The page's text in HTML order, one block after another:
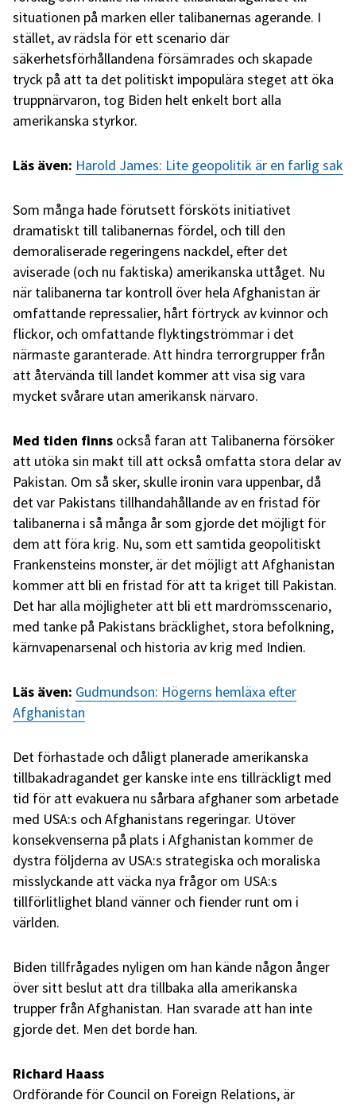
situationen på marken eller talibanernas agerande. I
stället, av rädsla för ett scenario där
säkerhetsförhållandena försämrades och skapade
tryck på att ta det politiskt impopulära steget att öka
truppnärvaron, tog Biden helt enkelt bort alla
amerikanska styrkor.
Läs även: Harold James: Lite geopolitik är en farlig sak
Som många hade förutsett försköts initiativet
dramatiskt till talibanernas fördel, och till den
demoraliserade regeringens nackdel, efter det
aviserade (och nu faktiska) amerikanska uttåget. Nu
när talibanerna tar kontroll över hela Afghanistan är
omfattande repressalier, hårt förtryck av kvinnor och
flickor, och omfattande flyktingströmmar i det
närmaste garanterade. Att hindra terrorgrupper från
att återvända till landet kommer att visa sig vara
mycket svårare utan amerikansk närvaro.
Med tiden finns också faran att Talibanerna försöker
att utöka sin makt till att också omfatta stora delar av
Pakistan. Om så sker, skulle ironin vara uppenbar, då
det var Pakistans tillhandahållande av en fristad för
talibanerna i så många år som gjorde det möjligt för
dem att föra krig. Nu, som ett samtida geopolitiskt
Frankensteins monster, är det möjligt att Afghanistan
kommer att bli en fristad för att ta kriget till Pakistan.
Det har alla möjligheter att bli ett mardrömsscenario,
med tanke på Pakistans bräcklighet, stora befolkning,
kärnvapenarsenal och historia av krig med Indien.
Läs även: Gudmundson: Högerns hemläxa efter
Afghanistan
Det förhastade och dåligt planerade amerikanska
tillbakadragandet ger kanske inte ens tillräckligt med
tid för att evakuera nu sårbara afghaner som arbetade
med USA:s och Afghanistans regeringar. Utöver
konsekvenserna på plats i Afghanistan kommer de
dystra följderna av USA:s strategiska och moraliska
misslyckande att väcka nya frågor om USA:s
tillförlitlighet bland vänner och fiender runt om i
världen.
Biden tillfrågades nyligen om han kände någon ånger
över sitt beslut att dra tillbaka alla amerikanska
trupper från Afghanistan. Han svarade att han inte
gjorde det. Men det borde han.
Richard Haass
Ordförande för Council on Foreign Relations, är